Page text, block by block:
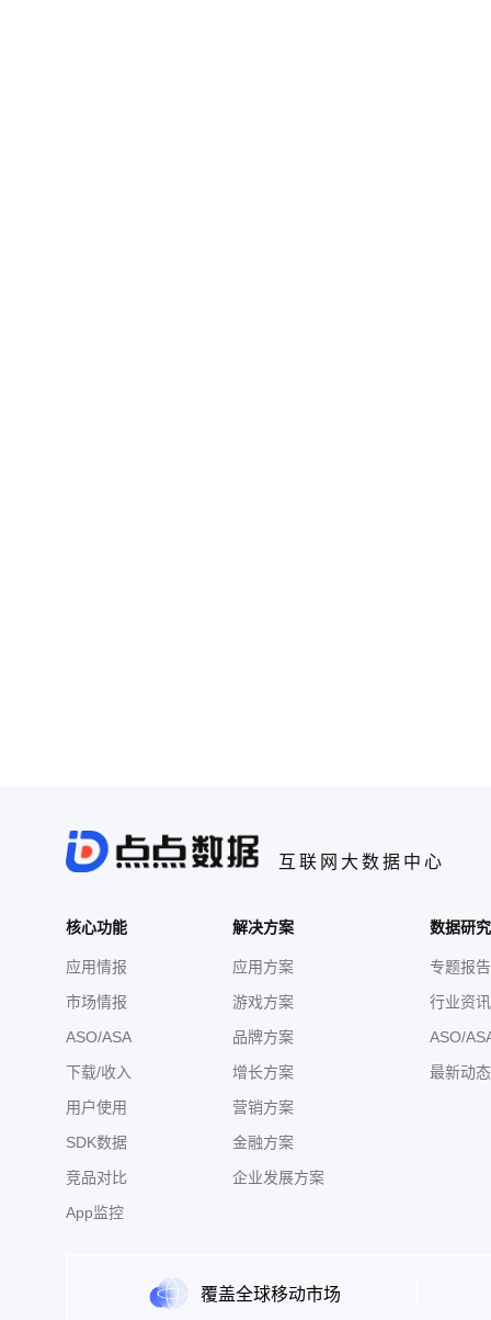
互联网大数据中心
核心功能
应用情报
市场情报
ASO/ASA
下载/收入
用户使用
SDK数据
竞品对比
App监控
解决方案
应用方案
游戏方案
品牌方案
增长方案
营销方案
金融方案
企业发展方案
数据研
专题报告
行业资讯
ASO/
最新动态
覆盖全球移动市场